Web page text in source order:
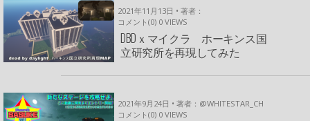
2021年11月13日 • 著者：
コメント(0) 0 VIEWS
DBDｘマイクラ ホーキンス国
立研究所を再現してみた
2021年9月24日 • 著者：@WHITESTAR_CH
コメント(0) 0 VIEWS